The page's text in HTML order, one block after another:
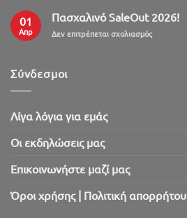
01
Απρ
Πασχαλινό SaleOut 2026!
Δεν επιτρέπεται σχολιασμόςστο
Σύνδεσμοι
Λίγα λόγια για εμάς
Oι εκδηλώσεις μας
Επικοινωνήστε μαζί μας
Όροι χρήσης | Πολιτική απορρήτου